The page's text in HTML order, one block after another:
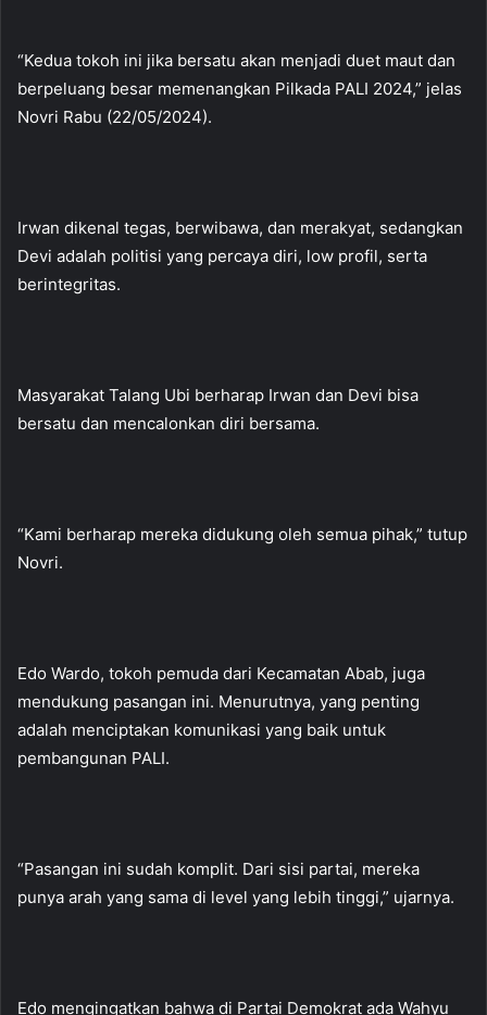
“Kedua tokoh ini jika bersatu akan menjadi duet maut dan
berpeluang besar memenangkan Pilkada PALI 2024,” jelas
Novri Rabu (22/05/2024).
Irwan dikenal tegas, berwibawa, dan merakyat, sedangkan
Devi adalah politisi yang percaya diri, low profil, serta
berintegritas.
Masyarakat Talang Ubi berharap Irwan dan Devi bisa
bersatu dan mencalonkan diri bersama.
“Kami berharap mereka didukung oleh semua pihak,” tutup
Novri.
Edo Wardo, tokoh pemuda dari Kecamatan Abab, juga
mendukung pasangan ini. Menurutnya, yang penting
adalah menciptakan komunikasi yang baik untuk
pembangunan PALI.
“Pasangan ini sudah komplit. Dari sisi partai, mereka
punya arah yang sama di level yang lebih tinggi,” ujarnya.
Edo mengingatkan bahwa di Partai Demokrat ada Wahyu